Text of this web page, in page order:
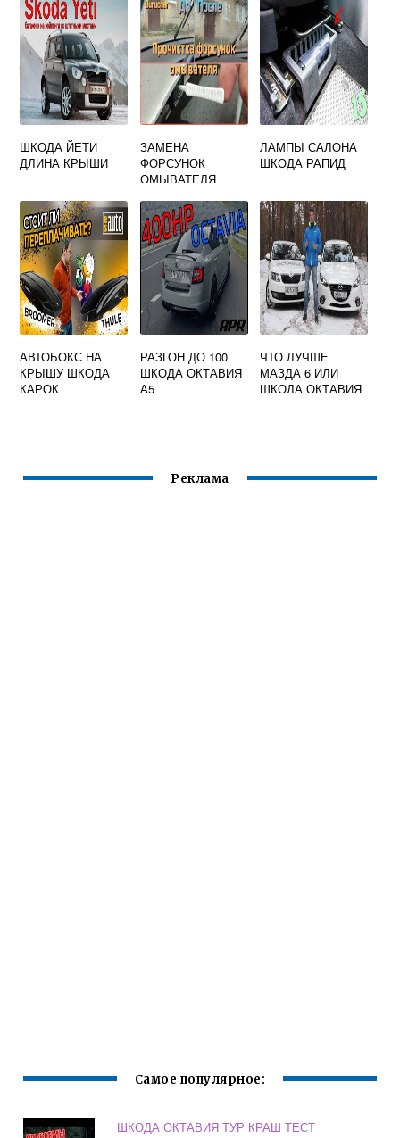
ШКОДА ЙЕТИ
ДЛИНА КРЫШИ
ЗАМЕНА
ФОРСУНОК
ОМЫВАТЕЛЯ
ЛАМПЫ САЛОНА
ШКОДА РАПИД
АВТОБОКС НА
КРЫШУ ШКОДА
КАРОК
РАЗГОН ДО 100
ШКОДА ОКТАВИЯ
А5
ЧТО ЛУЧШЕ
МАЗДА 6 ИЛИ
ШКОДА ОКТАВИЯ
Реклама
Самое популярное:
ШКОДА ОКТАВИЯ ТУР КРАШ ТЕСТ